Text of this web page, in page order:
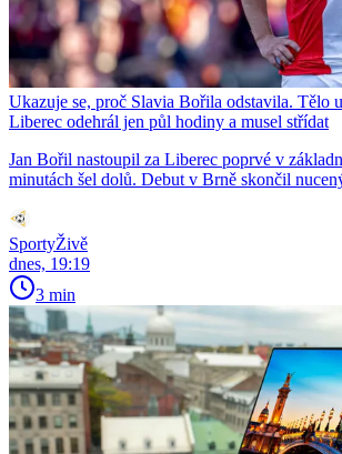
Ukazuje se, proč Slavia Bořila odstavila. Tělo
Liberec odehrál jen půl hodiny a musel střídat
Jan Bořil nastoupil za Liberec poprvé v
minutách šel dolů. Debut v Brně skončil
SportyŽivě
dnes, 19:19
3 min